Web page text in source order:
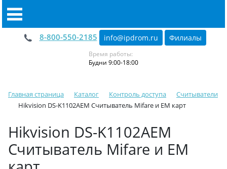
8-800-550-2185 info@ipdrom.ru Филиалы
Время работы:
Будни 9:00-18:00
Главная страница Каталог Контроль доступа
Считыватели
Hikvision DS-K1102AEM Считыватель Mifare и EM карт
Hikvision DS-K1102AEM
Считыватель Mifare и EM